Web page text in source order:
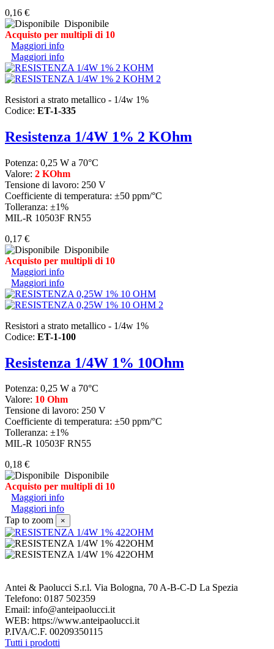
0,16 €
Disponibile
Acquisto per multipli di 10
Maggiori info
Maggiori info
Resistori a strato metallico - 1/4w 1%
Codice: ET-1-335
Resistenza 1/4W 1% 2 KOhm
Potenza: 0,25 W a 70°C
Valore: 2 KOhm
Tensione di lavoro: 250 V
Coefficiente di temperatura: ±50 ppm/°C
Tolleranza: ±1%
MIL-R 10503F RN55
0,17 €
Disponibile
Acquisto per multipli di 10
Maggiori info
Maggiori info
Resistori a strato metallico - 1/4w 1%
Codice: ET-1-100
Resistenza 1/4W 1% 10Ohm
Potenza: 0,25 W a 70°C
Valore: 10 Ohm
Tensione di lavoro: 250 V
Coefficiente di temperatura: ±50 ppm/°C
Tolleranza: ±1%
MIL-R 10503F RN55
0,18 €
Disponibile
Acquisto per multipli di 10
Maggiori info
Maggiori info
Tap to zoom
×
Antei & Paolucci S.r.l. Via Bologna, 70 A-B-C-D La Spezia
Telefono: 0187 502359
Email: info@anteipaolucci.it
WEB: https://www.anteipaolucci.it
P.IVA/C.F. 00209350115
Tutti i prodotti